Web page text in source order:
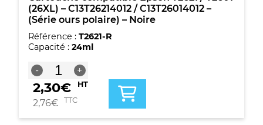
ours
polaire)
-
Noire
(26XL) – C13T26214012 / C13T26014012 –
(Série ours polaire) – Noire
Référence : T2621-R
Capacité : 24ml
-
quantité
de
Cartouche
compatible
T2621
+
2,30€ HT
2,76€ TTC